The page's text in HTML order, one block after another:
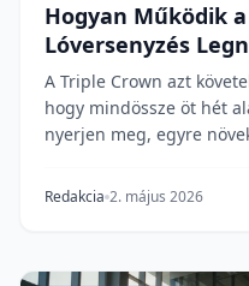
Hogyan Működik
Lóversenyzés
A Triple Crown azt
hogy mindössze öt hét
nyerjen meg, egyre
Redakcia 2. május 2026